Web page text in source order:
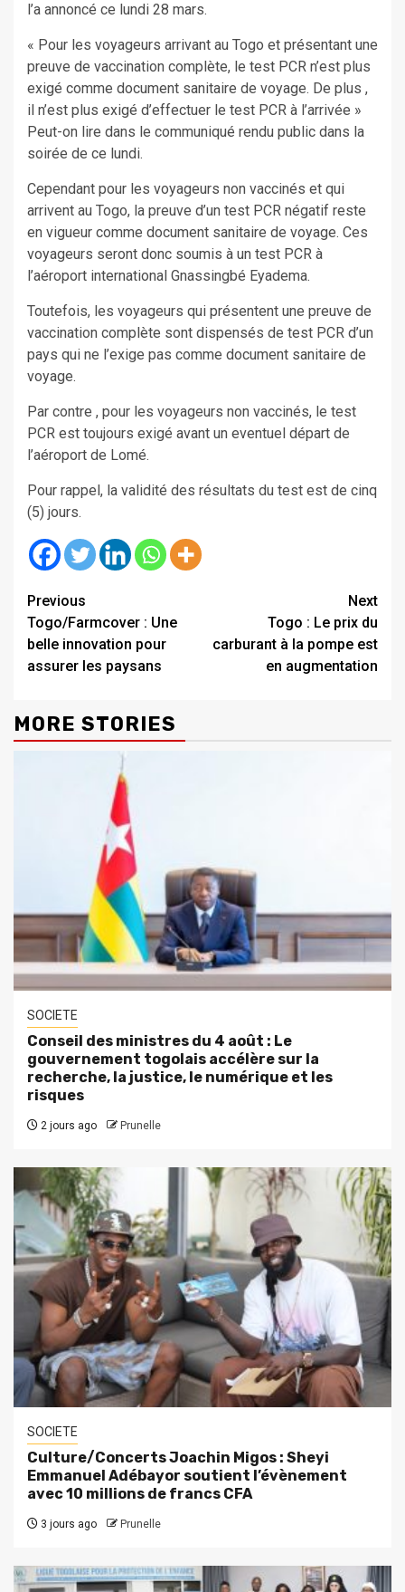
l’a annoncé ce lundi 28 mars.
« Pour les voyageurs arrivant au Togo et présentant une
preuve de vaccination complète, le test PCR n’est plus
exigé comme document sanitaire de voyage. De plus ,
il n’est plus exigé d’effectuer le test PCR à l’arrivée »
Peut-on lire dans le communiqué rendu public dans la
soirée de ce lundi.
Cependant pour les voyageurs non vaccinés et qui
arrivent au Togo, la preuve d’un test PCR négatif reste
en vigueur comme document sanitaire de voyage. Ces
voyageurs seront donc soumis à un test PCR à
l’aéroport international Gnassingbé Eyadema.
Toutefois, les voyageurs qui présentent une preuve de
vaccination complète sont dispensés de test PCR d’un
pays qui ne l’exige pas comme document sanitaire de
voyage.
Par contre , pour les voyageurs non vaccinés, le test
PCR est toujours exigé avant un eventuel départ de
l’aéroport de Lomé.
Pour rappel, la validité des résultats du test est de cinq
(5) jours.
Continue
Reading
Previous
Togo/Farmcover : Une
belle innovation pour
assurer les paysans
Next
Togo : Le prix du
carburant à la pompe est
en augmentation
MORE STORIES
SOCIETE
Conseil des ministres du 4 août : Le
gouvernement togolais accélère sur la
recherche, la justice, le numérique et les
risques
2 jours ago Prunelle
SOCIETE
Culture/Concerts Joachin Migos : Sheyi
Emmanuel Adébayor soutient l’évènement
avec 10 millions de francs CFA
3 jours ago Prunelle